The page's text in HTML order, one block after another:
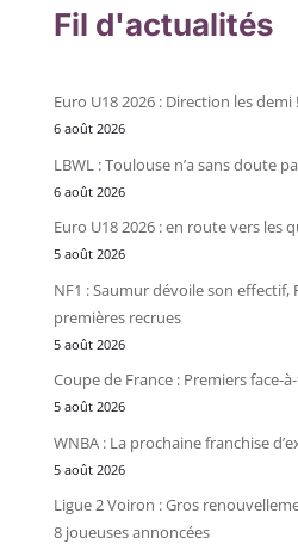
Fil d'actualités
Euro U18 2026 : Direction les demi !
6 août 2026
LBWL : Toulouse n’a sans doute
6 août 2026
Euro U18 2026 : en route vers les
5 août 2026
NF1 : Saumur dévoile son effectif,
premières recrues
5 août 2026
Coupe de France : Premiers face-
5 août 2026
WNBA : La prochaine franchise
5 août 2026
Ligue 2 Voiron : Gros
8 joueuses annoncées